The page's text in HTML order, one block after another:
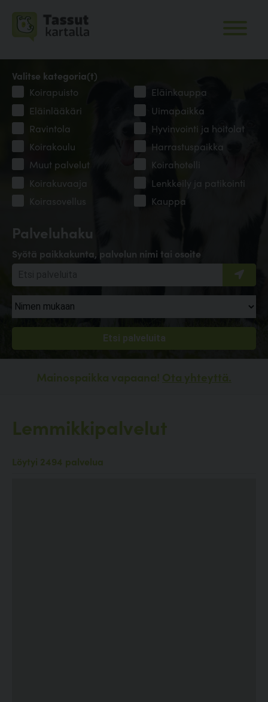
Palveluhaku
Syötä paikkakunta, palvelun nimi tai osoite
Valitse kategoria(t)
Koirapuisto
Eläinkauppa
Eläinlääkäri
Uimapaikka
Ravintola
Hyvinvointi ja hoitolat
Koirakoulu
Harrastuspaikka
Muut palvelut
Koirahotelli
Koirakuvaaja
Lenkkeily ja patikointi
Koirasovellus
Kauppa
Mainospaikka vapaana! Ota yhteyttä.
Lemmikkipalvelut
Löytyi 2494 palvelua